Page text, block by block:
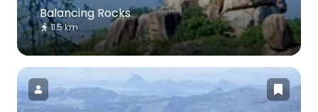
Balancing Rocks
11.5 km